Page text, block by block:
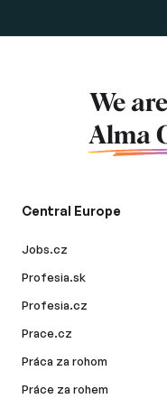
We
Alma
Central Europe
Jobs.cz
Profesia.sk
Profesia.cz
Prace.cz
Práca za rohom
Práce za rohem